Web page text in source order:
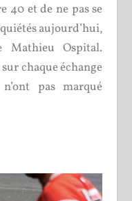
40 et de ne pas se
aujourd’hui,
Mathieu Ospital.
chaque échange
pas marqué